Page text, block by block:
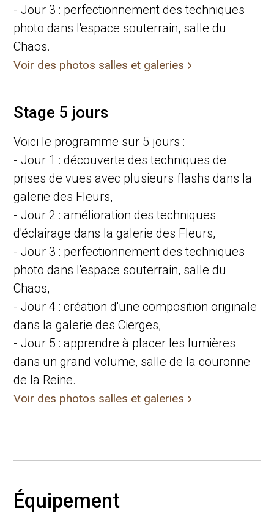
- Jour 3 : perfectionnement des techniques
photo dans l'espace souterrain, salle du
Chaos.
Voir des photos salles et galeries
Stage 5 jours
Voici le programme sur 5 jours :
- Jour 1 : découverte des techniques de
prises de vues avec plusieurs flashs dans la
galerie des Fleurs,
- Jour 2 : amélioration des techniques
d'éclairage dans la galerie des Fleurs,
- Jour 3 : perfectionnement des techniques
photo dans l'espace souterrain, salle du
Chaos,
- Jour 4 : création d'une composition originale
dans la galerie des Cierges,
- Jour 5 : apprendre à placer les lumières
dans un grand volume, salle de la couronne
de la Reine.
Voir des photos salles et galeries
Équipement